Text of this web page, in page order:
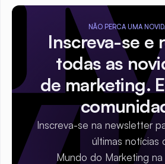
NÃO PERCA UMA
Inscreva-se e
todas as
de marketing.
Inscreva-se na newsletter
últimas notícias
Mundo do Marketing na